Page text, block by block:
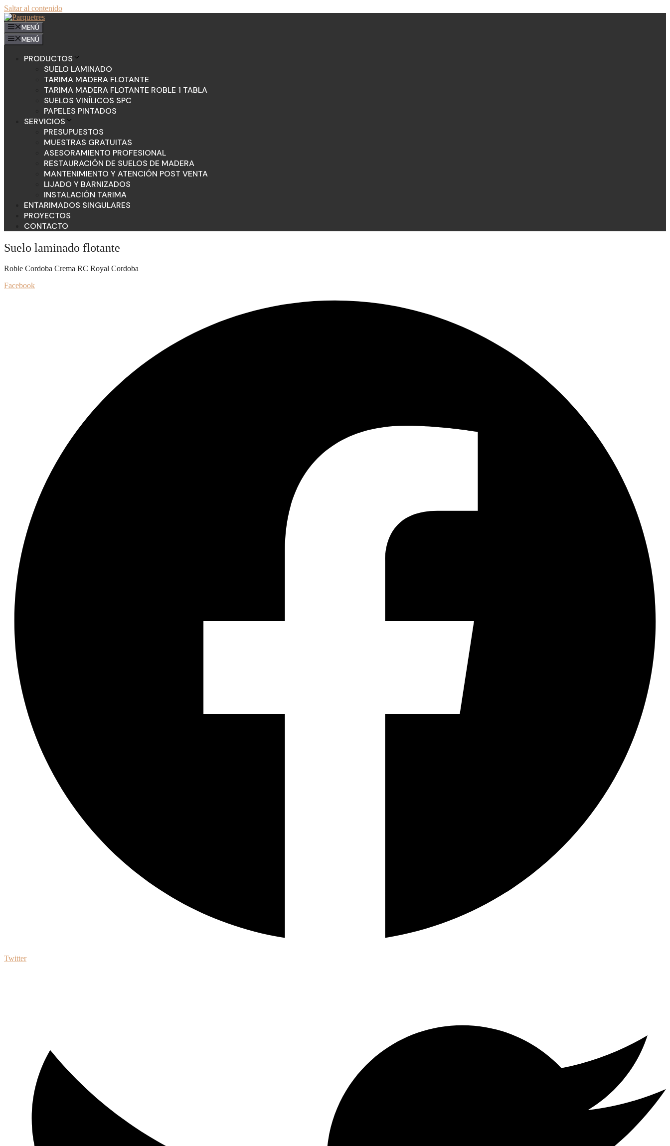
Saltar al contenido
MENÚ
MENÚ
PRODUCTOS
SUELO LAMINADO
TARIMA MADERA FLOTANTE
TARIMA MADERA FLOTANTE ROBLE 1 TABLA
SUELOS VINÍLICOS SPC
PAPELES PINTADOS
SERVICIOS
PRESUPUESTOS
MUESTRAS GRATUITAS
ASESORAMIENTO PROFESIONAL
RESTAURACIÓN DE SUELOS DE MADERA
MANTENIMIENTO Y ATENCIÓN POST VENTA
LIJADO Y BARNIZADOS
INSTALACIÓN TARIMA
ENTARIMADOS SINGULARES
PROYECTOS
CONTACTO
Suelo laminado flotante
Roble Cordoba Crema RC Royal Cordoba
Facebook
Twitter